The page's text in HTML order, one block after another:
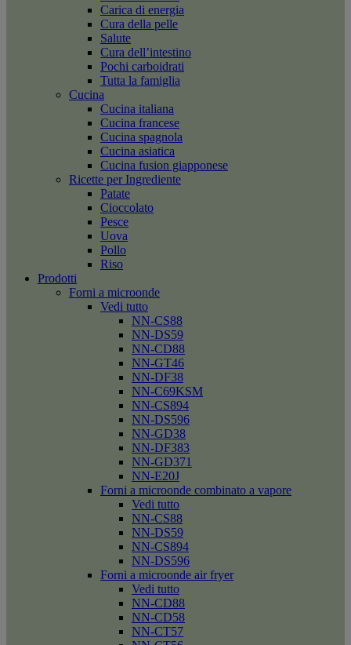
Carica di energia
Cura della pelle
Salute
Cura dell’intestino
Pochi carboidrati
Tutta la famiglia
Cucina
Cucina italiana
Cucina francese
Cucina spagnola
Cucina asiatica
Cucina fusion giapponese
Ricette per Ingrediente
Patate
Cioccolato
Pesce
Uova
Pollo
Riso
Prodotti
Forni a microonde
Vedi tutto
NN-CS88
NN-DS59
NN-CD88
NN-GT46
NN-DF38
NN-C69KSM
NN-CS894
NN-DS596
NN-GD38
NN-DF383
NN-GD371
NN-E20J
Forni a microonde combinato a vapore
Vedi tutto
NN-CS88
NN-DS59
NN-CS894
NN-DS596
Forni a microonde air fryer
Vedi tutto
NN-CD88
NN-CD58
NN-CT57